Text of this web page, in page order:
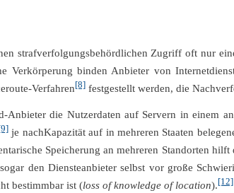
strafverfolgungsbehördlichen Zugriff oft nur
Verkörperung binden Anbieter von
Verfahren[8] festgestellt werden, die
die Nutzerdaten auf Servern in einem
je nachKapazität auf in mehreren Staaten
Speicherung an mehreren Standorten
den Diensteanbieter selbst vor große
bestimmbar ist (loss of knowledge of location).[12]